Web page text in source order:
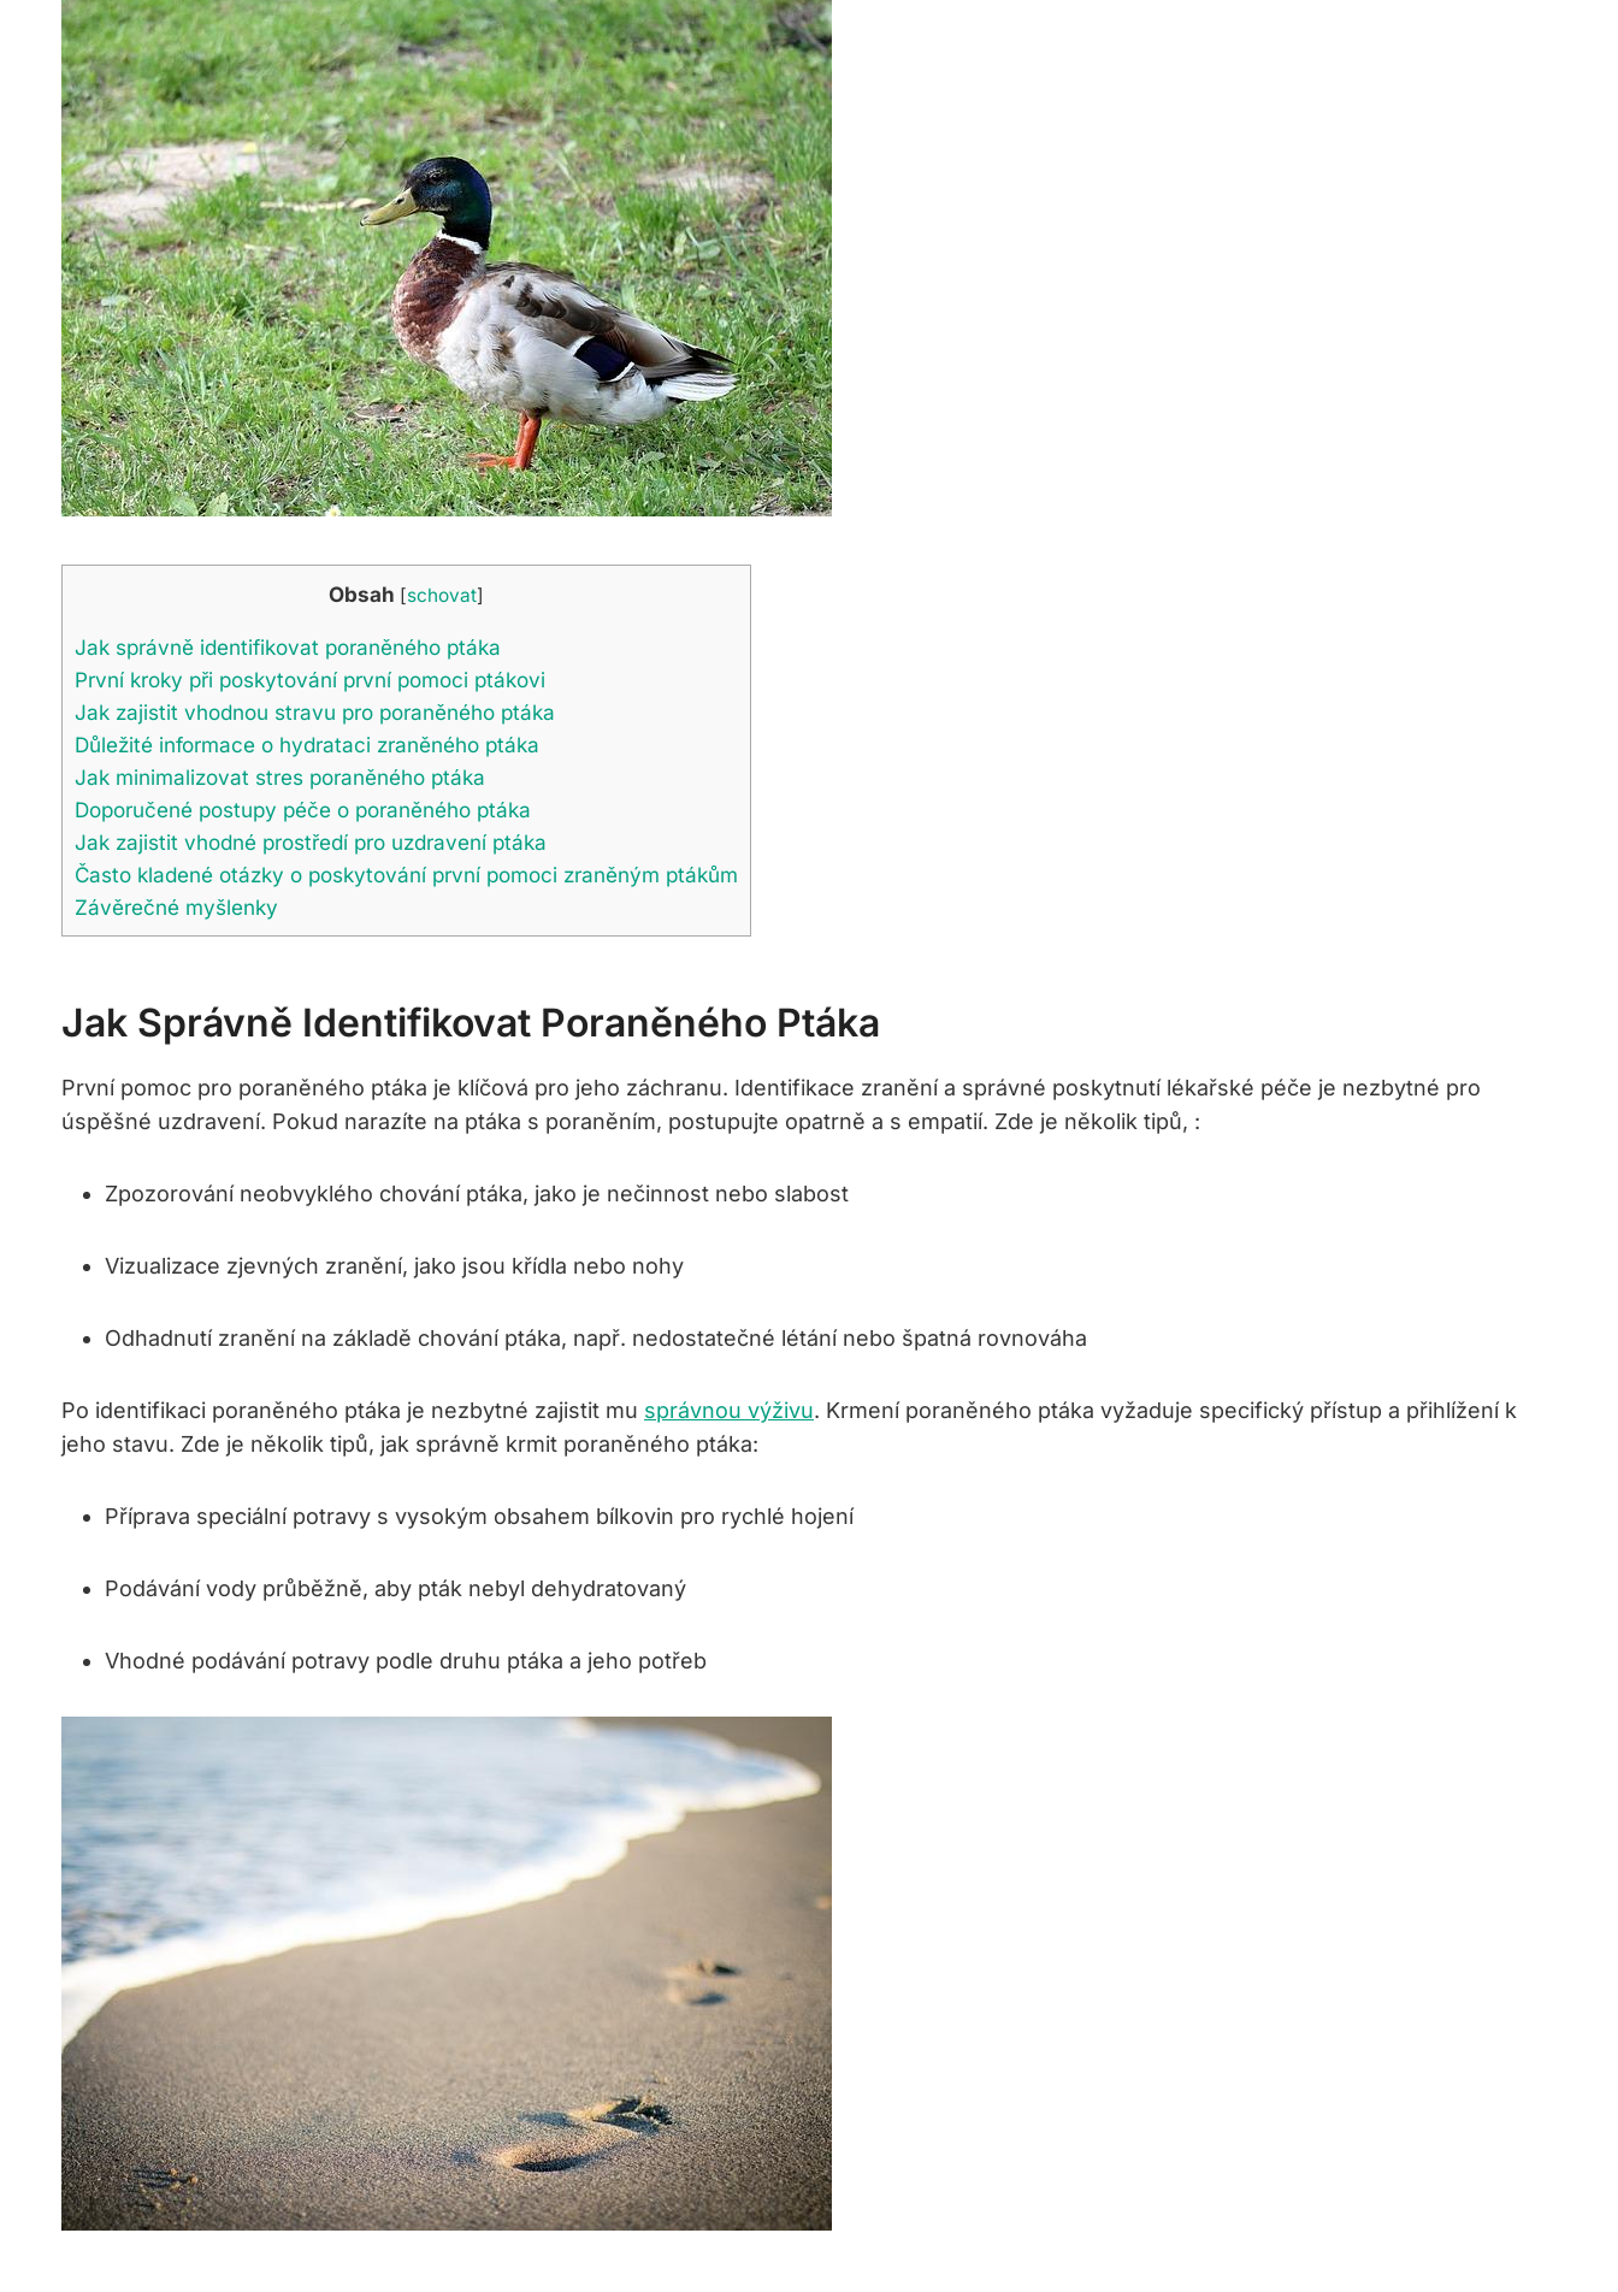
Obsah [schovat]
Jak správně identifikovat poraněného ptáka
První kroky při poskytování první pomoci ptákovi
Jak zajistit vhodnou stravu pro poraněného ptáka
Důležité informace o hydrataci zraněného ptáka
Jak minimalizovat stres poraněného ptáka
Doporučené postupy péče o poraněného ptáka
Jak zajistit vhodné prostředí pro uzdravení ptáka
Často kladené otázky o poskytování první pomoci zraněným ptákům
Závěrečné myšlenky
Jak Správně Identifikovat Poraněného Ptáka
První pomoc pro poraněného ptáka je klíčová pro jeho záchranu. Identifikace zranění a správné poskytnutí lékařské péče je nezbytné pro
úspěšné uzdravení. Pokud narazíte na ptáka s poraněním, postupujte opatrně a s empatií. Zde je několik tipů, :
Zpozorování neobvyklého chování ptáka, jako je nečinnost nebo slabost
Vizualizace zjevných zranění, jako jsou křídla nebo nohy
Odhadnutí zranění na základě chování ptáka, např. nedostatečné létání nebo špatná rovnováha
Po identifikaci poraněného ptáka je nezbytné zajistit mu správnou výživu. Krmení poraněného ptáka vyžaduje specifický přístup a přihlížení k
jeho stavu. Zde je několik tipů, jak správně krmit poraněného ptáka:
Příprava speciální potravy s vysokým obsahem bílkovin pro rychlé hojení
Podávání vody průběžně, aby pták nebyl dehydratovaný
Vhodné podávání potravy podle druhu ptáka a jeho potřeb